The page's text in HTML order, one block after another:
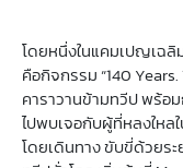
โดยหนึ่งในแคมเปญเฉ
คือกิจกรรม “140
คาราวานข้ามทวีป พร้อ
ไปพบเจอกับผู้ที่หลงใหล
โดยเดินทาง ขับขี่ด้วยร